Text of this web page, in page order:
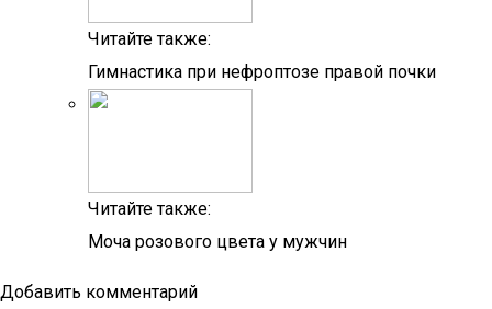
Читайте также:
Гимнастика при нефроптозе правой почки
Читайте также:
Моча розового цвета у мужчин
Добавить комментарий